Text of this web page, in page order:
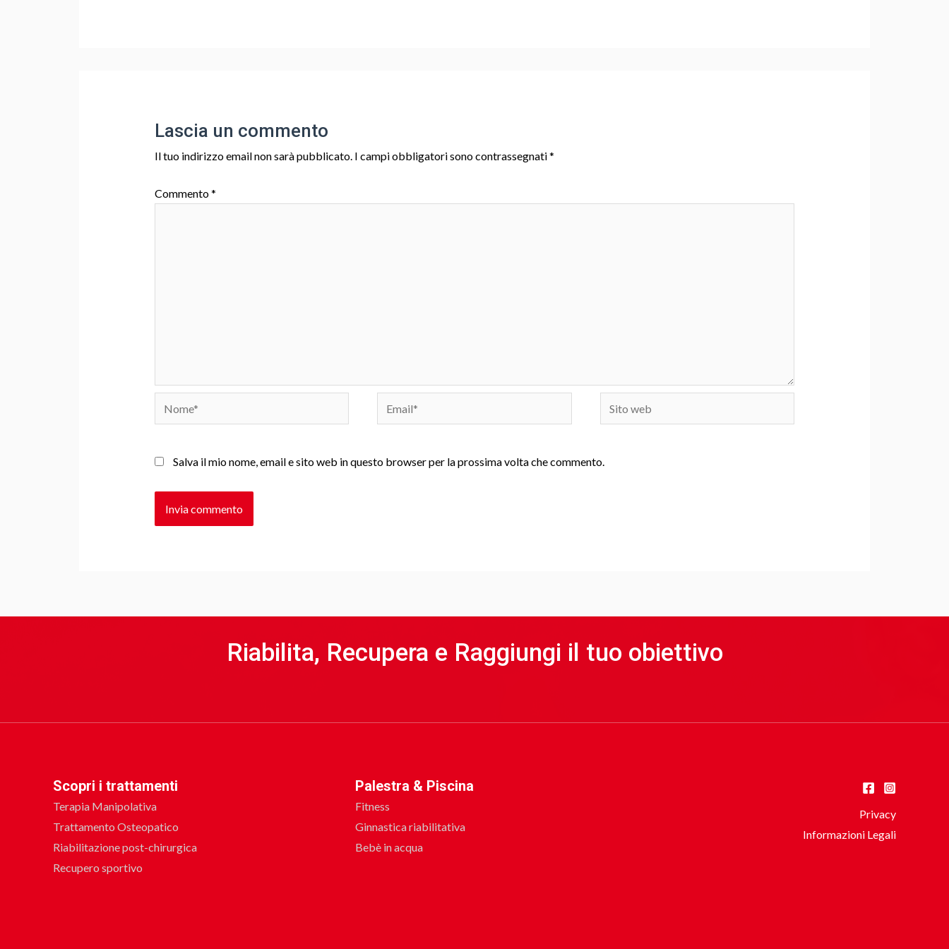
Lascia un commento
Il tuo indirizzo email non sarà pubblicato. I campi obbligatori sono contrassegnati*
Commento*
Nome* Email*
Sito
web
Salva il mio nome, email e sito web in questo browser per la prossima volta che commento.
Riabilita, Recupera e Raggiungi il tuo obiettivo
Scopri i trattamenti
Terapia Manipolativa
Trattamento Osteopatico
Riabilitazione post-chirurgica
Recupero sportivo
Palestra & Piscina
Fitness
Ginnastica riabilitativa
Bebè in acqua
Privacy
Informazioni Legali